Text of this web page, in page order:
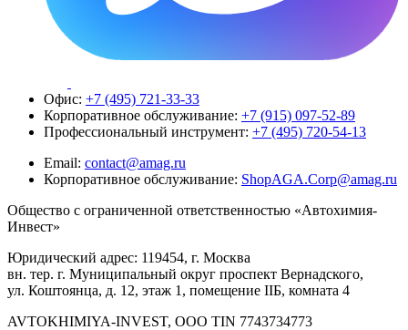
Офис: +7 (495) 721-33-33
Корпоративное обслуживание: +7 (915) 097-52-89
Профессиональный инструмент: +7 (495) 720-54-13
Email: contact@amag.ru
Корпоративное обслуживание: ShopAGA.Corp@amag.ru
Общество с ограниченной ответственностью «Автохимия-
Инвест»
Юридический адрес: 119454, г. Москва
вн. тер. г. Муниципальный округ проспект Вернадского,
ул. Коштоянца, д. 12, этаж 1, помещение IIБ, комната 4
AVTOKHIMIYA-INVEST, OOO TIN 7743734773